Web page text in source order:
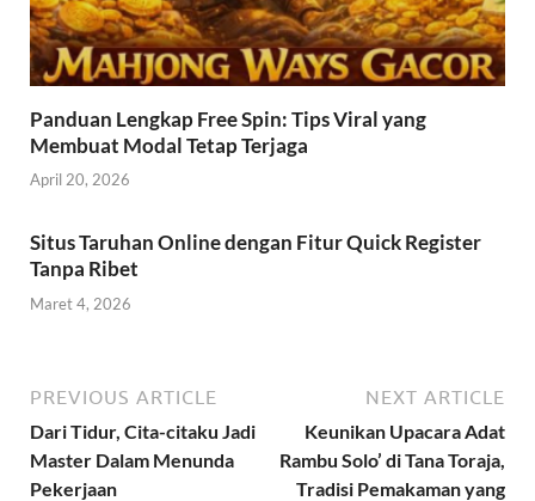
Panduan Lengkap Free Spin: Tips Viral yang
Membuat Modal Tetap Terjaga
April 20, 2026
Situs Taruhan Online dengan Fitur Quick Register
Tanpa Ribet
Maret 4, 2026
PREVIOUS ARTICLE
Dari Tidur, Cita-citaku Jadi
Master Dalam Menunda
Pekerjaan
NEXT ARTICLE
Keunikan Upacara Adat
Rambu Solo’ di Tana Toraja,
Tradisi Pemakaman yang